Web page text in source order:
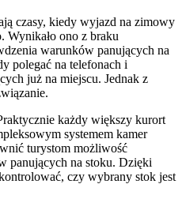
czasy, kiedy wyjazd na zimowy
Wynikało ono z braku
warunków panujących na
polegać na telefonach i
już na miejscu. Jednak z
każdy większy kurort
systemem kamer
turystom możliwość
panujących na stoku. Dzięki
czy wybrany stok jest